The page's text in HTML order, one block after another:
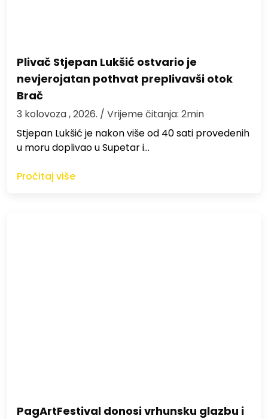
Plivač Stjepan Lukšić ostvario je
nevjerojatan pothvat preplivavši otok
Brač
3 kolovoza , 2026. / Vrijeme čitanja: 2min
St​jepan Lukšić je nakon više od 40 sati provedenih
u moru doplivao u Supetar i…
Pročitaj više
PagArtFestival donosi vrhunsku glazbu i